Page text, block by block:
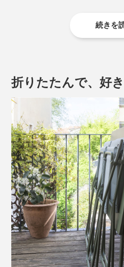
「BATYLINE®」とは、フラ
ることで、高い耐久性と通気
『Lafuma』の快適さを支える
続きを
折りたたんで、好